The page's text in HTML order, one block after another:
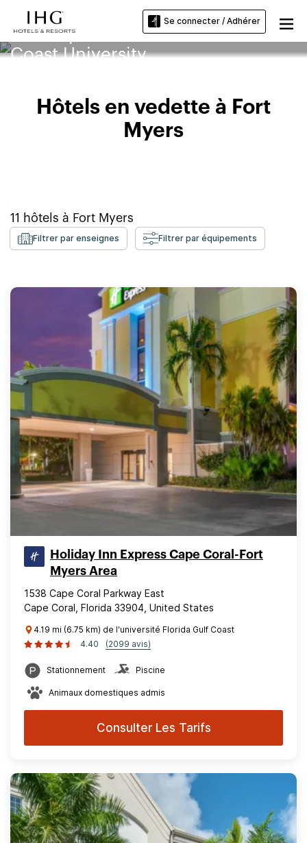
Se connecter / Adhérer
Hôtels près de la Florida Gulf
Coast University
Hôtels en vedette à Fort
Myers
11 hôtels à Fort Myers
Filtrer par enseignes Filtrer par équipements
Holiday Inn Express Cape Coral-Fort
Myers Area
1538 Cape Coral Parkway East
Cape Coral, Florida 33904, United States
4.19 mi (6.75 km) de l'université Florida Gulf Coast
4.40
(2099 avis)
Stationnement Piscine
Animaux domestiques admis
Consulter Les Tarifs